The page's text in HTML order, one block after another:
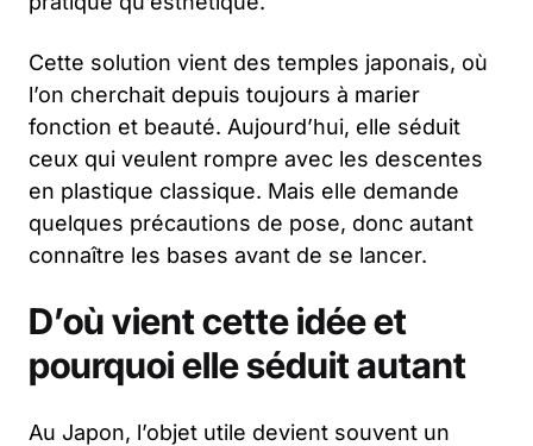
Cette solution vient des temples japonais, où
l’on cherchait depuis toujours à marier
fonction et beauté. Aujourd’hui, elle séduit
ceux qui veulent rompre avec les descentes
en plastique classique. Mais elle demande
quelques précautions de pose, donc autant
connaître les bases avant de se lancer.
D’où vient cette idée et
pourquoi elle séduit autant
Au Japon, l’objet utile devient souvent un